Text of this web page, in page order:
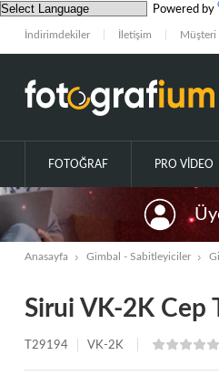
Powered by
İndirimdekiler İletişim Müşteri
FOTOĞRAF PRO VIDEO
Anasayfa Gimbal - Sabitleyiciler
Sirui VK-2K Cep
T29194 VK-2K